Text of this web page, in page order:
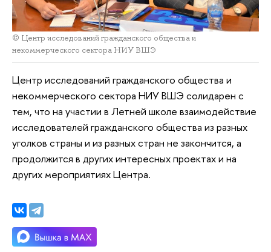
© Центр исследований гражданского общества и
некоммерческого сектора НИУ ВШЭ
Центр исследований гражданского общества и
некоммерческого сектора НИУ ВШЭ солидарен с
тем, что на участии в Летней школе взаимодействие
исследователей гражданского общества из разных
уголков страны и из разных стран не закончится, а
продолжится в других интересных проектах и на
других мероприятиях Центра.